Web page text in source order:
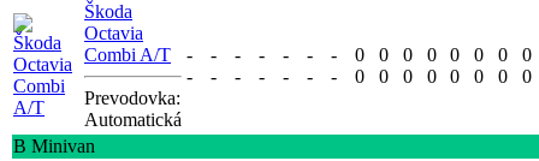
Škoda
Octavia
Combi A/T
Prevodovka:
Automatická
-
-
-
-
-
-
-
-
-
-
-
-
-
-
0
0
0
0
0
0
0
0
0
0
0
0
0
0
0
0
B Minivan